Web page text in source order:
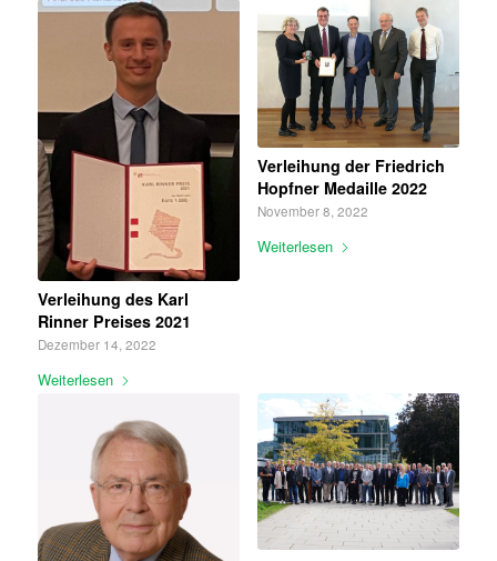
Verleihung des Karl
Rinner Preises 2021
Dezember 14, 2022
Weiterlesen
Verleihung der Friedrich
Hopfner Medaille 2022
November 8, 2022
Weiterlesen